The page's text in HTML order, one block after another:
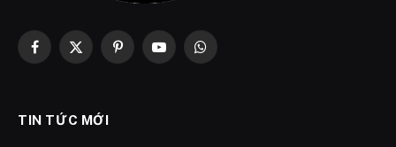
Facebook
X
PinterestYouTubeWhatsApp
TIN TỨC MỚI